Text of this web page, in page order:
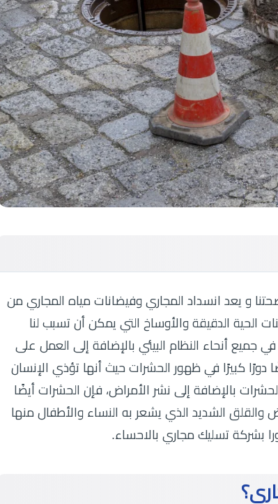
صحتنا و يعد انسداد المجاري وفيضانات مياه المجاري من
الحية الدقيقة والأوساخ التي يمكن أن تسبب لنا
جميع أنحاء النظام البيئي بالإضافة إلى العمل على
دورًا كبيرًا في ظهور الحشرات حيث أنها تؤذي الإنسان
بالإضافة إلى نشر الأمراض، فإن الحشرات أيضًا
والقلق الشديد الذي يشعر به النساء والأطفال منها
بشركة تسليك مجاري بالاحساء.